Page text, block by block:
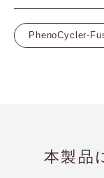
PhenoCycler-
本製品